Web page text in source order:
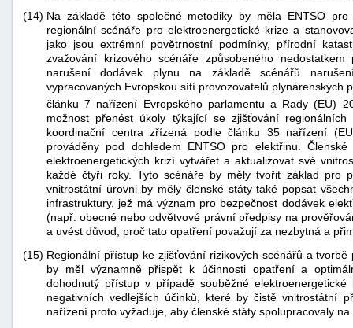
(14) Na základě této společné metodiky by měla ENTSO
regionální scénáře pro elektroenergetické krize a
jako jsou extrémní povětrnostní podmínky, přírodní
zvažování krizového scénáře způsobeného
narušení dodávek plynu na základě scénářů
vypracovaných Evropskou sítí provozovatelů plynárenských
článku 7 nařízení Evropského parlamentu a Rady (EU)
možnost přenést úkoly týkající se zjišťování
koordinační centra zřízená podle článku 35 nařízení
prováděny pod dohledem ENTSO pro elektřinu.
elektroenergetických krizí vytvářet a aktualizovat své
každé čtyři roky. Tyto scénáře by měly tvořit základ pro
vnitrostátní úrovni by měly členské státy také popsat
infrastruktury, jež má význam pro bezpečnost dodávek
(např. obecné nebo odvětvové právní předpisy na
a uvést důvod, proč tato opatření považují za nezbytná a
(15) Regionální přístup ke zjišťování rizikových scénářů a
by měl významně přispět k účinnosti opatření a
dohodnutý přístup v případě souběžné
negativních vedlejších účinků, které by čistě vnitrostátní
nařízení proto vyžaduje, aby členské státy spolupracovaly